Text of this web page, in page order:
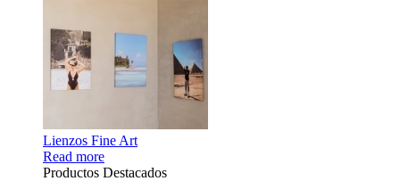
Lienzos Fine Art
Read more
Productos Destacados